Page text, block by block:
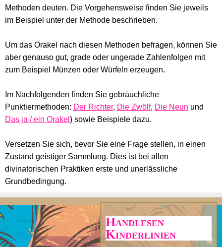
Methoden deuten. Die Vorgehensweise finden Sie jeweils
im Beispiel unter der Methode beschrieben.
Um das Orakel nach diesen Methoden befragen, können Sie
aber genauso gut, grade oder ungerade Zahlenfolgen mit
zum Beispiel Münzen oder Würfeln erzeugen.
Im Nachfolgenden finden Sie gebräuchliche
Punktiermethoden: Der Richter, Die Zwölf, Die Neun und
Das ja / ein Orakel ) sowie Beispiele dazu.
Versetzen Sie sich, bevor Sie eine Frage stellen, in einen
Zustand geistiger Sammlung. Dies ist bei allen
divinatorischen Praktiken erste und unerlässliche
Grundbedingung.
Handlesen
Kinderlinien